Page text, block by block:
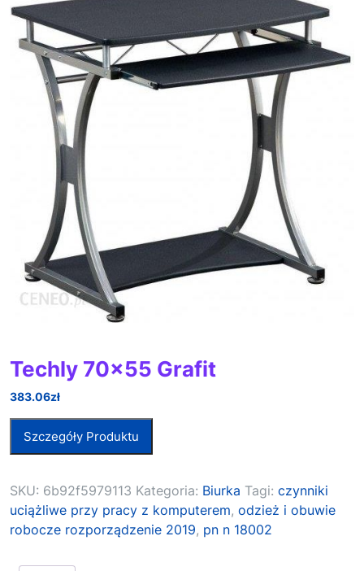
Techly 70×55 Grafit
383.06zł
Szczegóły Produktu
SKU: 6b92f5979113 Kategoria: Biurka Tagi: czynniki
uciążliwe przy pracy z komputerem, odzież i obuwie
robocze rozporządzenie 2019, pn n 18002